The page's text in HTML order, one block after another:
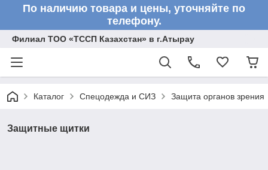
По наличию товара и цены, уточняйте по
телефону.
Филиал ТОО «ТССП Казахстан» в г.Атырау
Каталог Спецодежда и СИЗ Защита органов зрения
Защитные щитки